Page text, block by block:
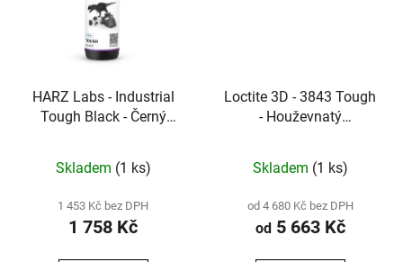
HARZ Labs - Industrial
Tough Black - Černý
Skladem (1 ks)
1 453 Kč bez DPH
1 758 Kč
Loctite 3D - 3843 Tough
- Houževnatý
díly
Skladem (1 ks)
od 4 680 Kč bez DPH
od5 663 Kč